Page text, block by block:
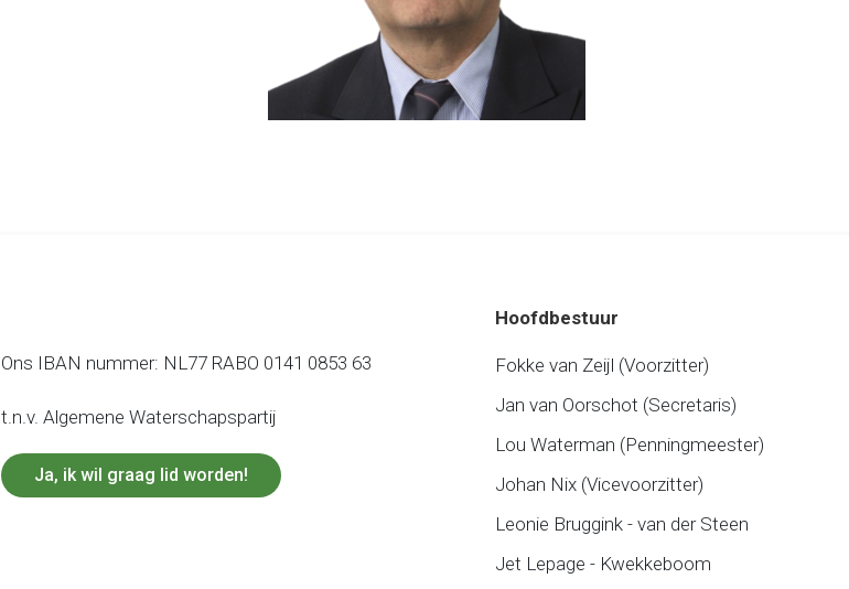
Hoofdbestuur
Ons IBAN nummer: NL77 RABO 0141 0853 63
t.n.v. Algemene Waterschapspartij
Ja, ik wil graag lid worden!
Fokke van Zeijl (Voorzitter)
Jan van Oorschot (Secretaris)
Lou Waterman (Penningmeester)
Johan Nix (Vicevoorzitter)
Leonie Bruggink - van der Steen
Jet Lepage - Kwekkeboom